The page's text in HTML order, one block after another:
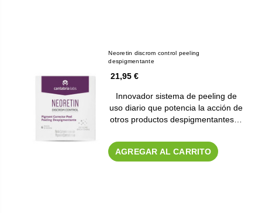
Neoretin discrom control peeling
despigmentante
21,95 €
Innovador sistema de peeling de
uso diario que potencia la acción de
otros productos despigmentantes…
AGREGAR AL CARRITO